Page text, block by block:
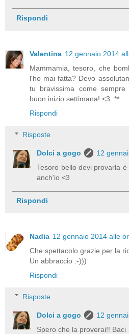
Rispondi
Valentina 12 gennaio 2014
Mammamia, tesoro, che
l'ho mai fatta? Devo
tu bravissima come
buon inizio settimana! <3 :**
Rispondi
Risposte
Dolci a gogo
12
Tesoro bello devi provarla
anch'io <3
Rispondi
Nadia 12 gennaio 2014 alle
Che spettacolo grazie per la
Un abbraccio :-)))
Rispondi
Risposte
Dolci a gogo
12
Spero che la proverai!! Baci